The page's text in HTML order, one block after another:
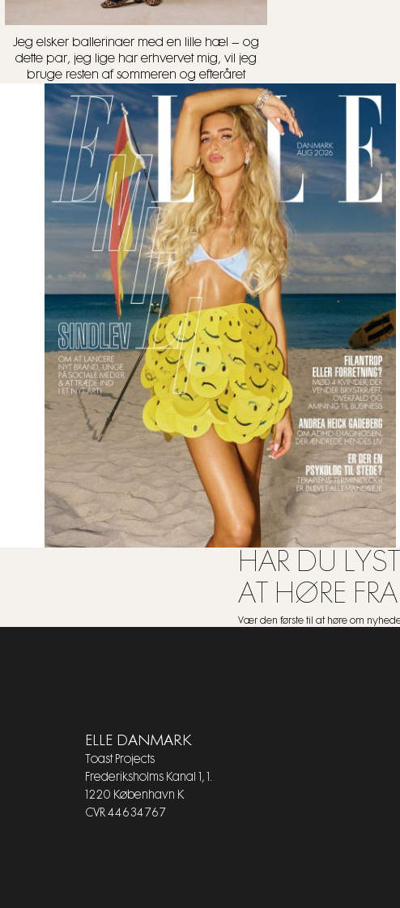
Jeg elsker ballerinaer med en lille hæl – og
dette par, jeg lige har erhvervet mig, vil jeg
bruge resten af sommeren og efteråret
HAR DU LYST
AT HØRE
Vær den første til at høre om
ELLE DANMARK
Toast Projects
Frederiksholms Kanal 1, 1.
1220 København K
CVR 44634767